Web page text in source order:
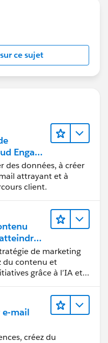
ce sujet
Engage
des données, à créer
attrayant et à
client.
de marketing
du contenu et
grâce à l’IA et
mail
créez du